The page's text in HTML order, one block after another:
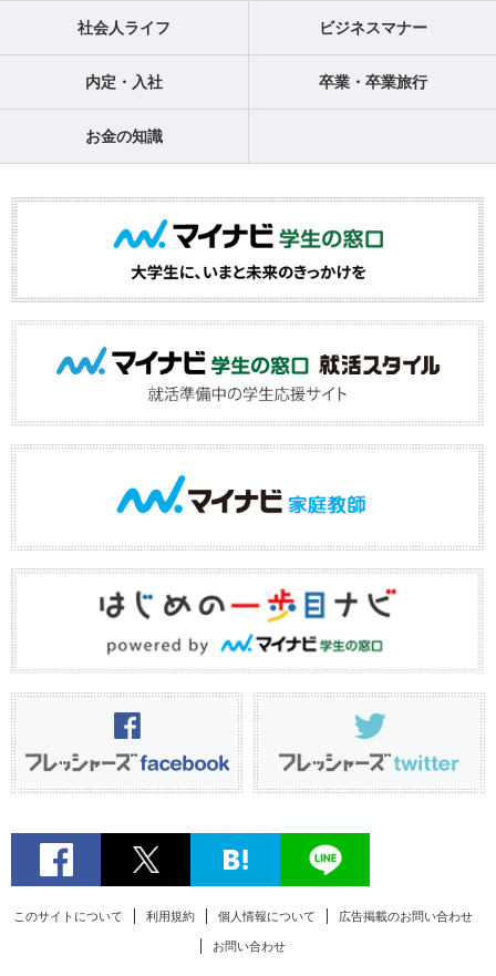
社会人ライフ ビジネスマナー
内定・入社 卒業・卒業旅行
お金の知識
このサイトについて 利用規約 個人情報について 広告掲載のお問い合わせ
お問い合わせ